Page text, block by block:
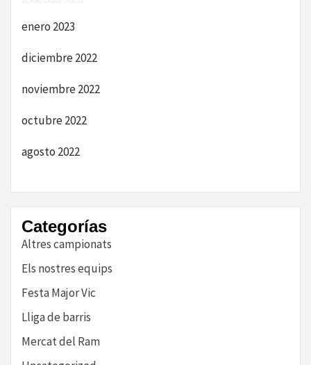
enero 2023
diciembre 2022
noviembre 2022
octubre 2022
agosto 2022
Categorías
Altres campionats
Els nostres equips
Festa Major Vic
Lliga de barris
Mercat del Ram